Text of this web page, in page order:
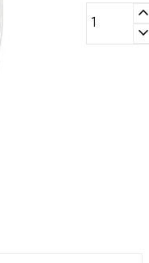
expand_less
expand_more